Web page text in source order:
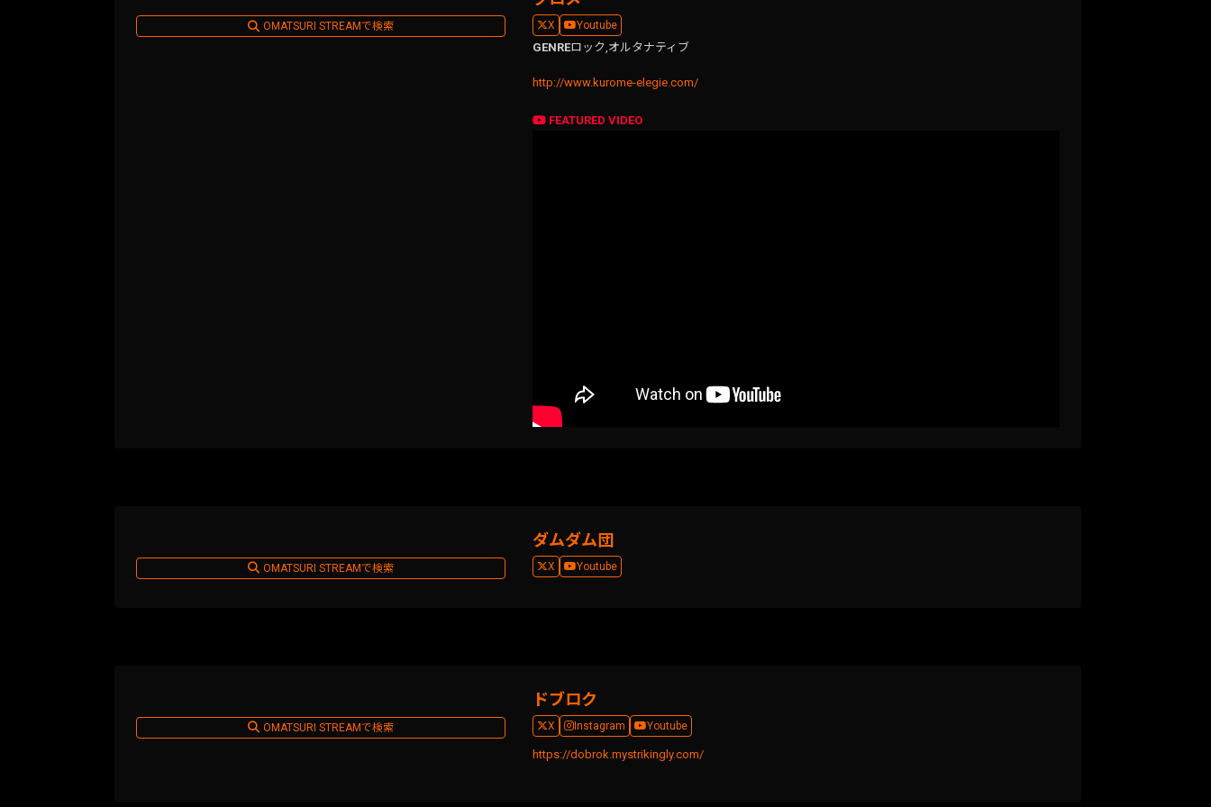
OMATSURI STREAMで検索 X Youtube
GENREロック, オルタナティブ
http://www.kurome-elegie.com/
FEATURED VIDEO
OMATSURI STREAMで検索
ダムダム団
X Youtube
OMATSURI STREAMで検索
ドブロク
X Instagram Youtube
https://dobrok.mystrikingly.com/